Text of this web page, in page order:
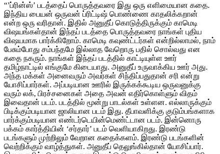
“’ப்ரின்ஸ்’ படத்தைப் பொருத்தவரை இது ஒரு எளிமையான கதை.
இந்திய பையன் ஒருவன் ப்ரிட்டிஷ் பொண்ணை காதலிக்கறான்
என்ற ஒரு வரிதான். இதில் அனுதீப் கொடுத்திருக்கும் காமெடி
விஷயங்கள்தான் இந்தப் படத்தை பொருத்தவரை நாங்கள் புதிய
விஷயமாக பார்க்கிறோம். காமெடி கவுண்ட்டர்கள் என்றில்லாமல், நாம்
பேசும்போது சம்பந்தமே இல்லாத வேறொரு பதில் சொல்வது என
கதை நகரும். நாங்கள் இந்தப் படத்தில் காட்டியுள்ள ஊர்
தமிழ்நாட்டில் எங்குமே கிடையாது. அனுதீப் உருவாக்கிய ஊர் அது.
அந்த மக்கள் அனைவரும் அவர்கள் சிந்திப்பதுதான் சரி என்று
யோசிப்பார்கள். அப்படியான ஊரில் இருக்கக்கூடிய ஒருவனுக்கு
வரும் லக், பிரச்சனைகள் அதை அவன் எதிர்கொள்ளும் விதம்
இவைதான் படம். படத்தில் மூன்று பாடல்கள் உள்ளன. எல்லாருக்கும்
பிடிக்கும்படியான ஜாலியான படம் இது. தீபாவளிக்கு குடும்பங்களாக
பார்க்கும்படியான எண்டர்டெயின்மெண்ட்டான படம். இன்னொரு
பக்கம் கார்த்தியின் ‘சர்தார்’ படம் வெளியாகிறது. இரண்டு
படங்களும் முற்றிலும் வேறான கதைக்களம். இரண்டு படங்களின்
வெற்றிக்கும் வாழ்த்துகள். அனுதீப் தெலுங்கில்தான் யோசிப்பார்.